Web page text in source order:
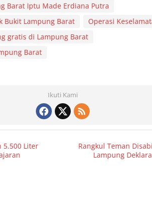
Barat Iptu Made Erdiana Putra
Bukit Lampung Barat
Operasi
gratis di Lampung Barat
Barat
Ikuti Kami
5.500 Liter
Rangkul Teman
Lampung